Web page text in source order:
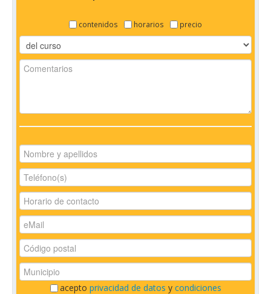
contenidos horarios precio
acepto privacidad de datos y condiciones